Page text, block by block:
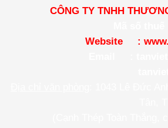
CÔNG TY TNHH
Website :